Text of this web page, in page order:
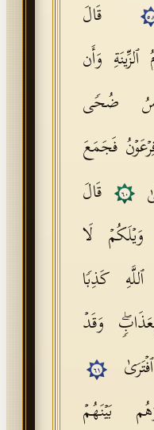
قَالَ
وَأَن
ضُحࣰى
فَجَمَعَ
٦٠
قَالَ
لَا
كَذِبࣰا
وَقَدۡ
٦١
بَیۡنَهُمۡ